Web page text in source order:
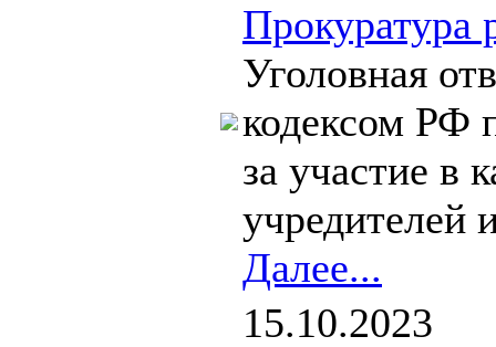
Прокуратура
Уголовная
кодексом РФ
за участие в
учредителей
Далее...
15.10.2023